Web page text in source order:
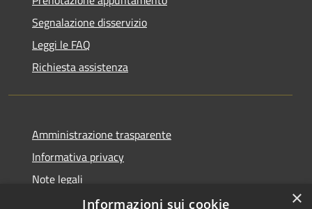
Segnalazione disservizio
Leggi le FAQ
Richiesta assistenza
Amministrazione trasparente
Informativa privacy
Note legali
Dichiarazione di accessibilità
×
Informazioni sui cookie